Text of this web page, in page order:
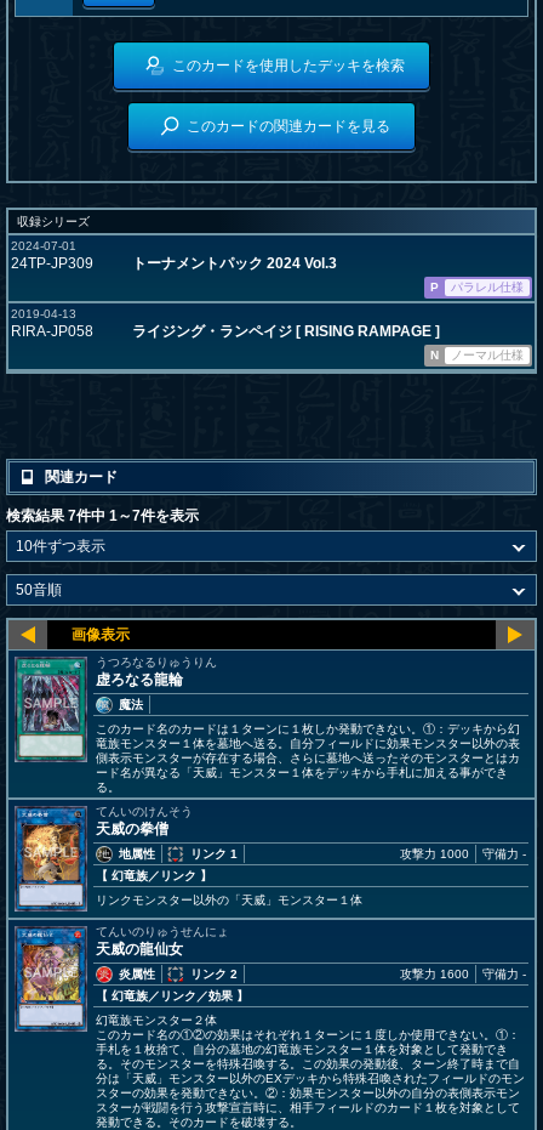
このカードを使用したデッキを検索
このカードの関連カードを見る
収録シリーズ
2024-07-01
24TP-JP309 トーナメントパック 2024 Vol.3
P
パラレル仕様
2019-04-13
RIRA-JP058 ライジング・ランペイジ [ RISING RAMPAGE ]
N ノーマル仕様
関連カード
検索結果 7件中 1～7件を表示
うつろなるりゅうりん
虚ろなる龍輪
魔法
このカード名のカードは１ターンに１枚しか発動できない。①：デッキから幻
竜族モンスター１体を墓地へ送る。自分フィールドに効果モンスター以外の表
側表示モンスターが存在する場合、さらに墓地へ送ったそのモンスターとはカ
ード名が異なる「天威」モンスター１体をデッキから手札に加える事ができ
る。
てんいのけんそう
天威の拳僧
地属性
リンク 1
【 幻竜族／リンク 】
攻撃力 1000 守備力 -
リンクモンスター以外の「天威」モンスター１体
てんいのりゅうせんにょ
天威の龍仙女
炎属性
リンク 2
【 幻竜族／リンク／効果 】
攻撃力 1600 守備力 -
幻竜族モンスター２体
このカード名の①②の効果はそれぞれ１ターンに１度しか使用できない。①：
手札を１枚捨て、自分の墓地の幻竜族モンスター１体を対象として発動でき
る。そのモンスターを特殊召喚する。この効果の発動後、ターン終了時まで自
分は「天威」モンスター以外のEXデッキから特殊召喚されたフィールドのモン
スターの効果を発動できない。②：効果モンスター以外の自分の表側表示モン
スターが戦闘を行う攻撃宣言時に、相手フィールドのカード１枚を対象として
発動できる。そのカードを破壊する。